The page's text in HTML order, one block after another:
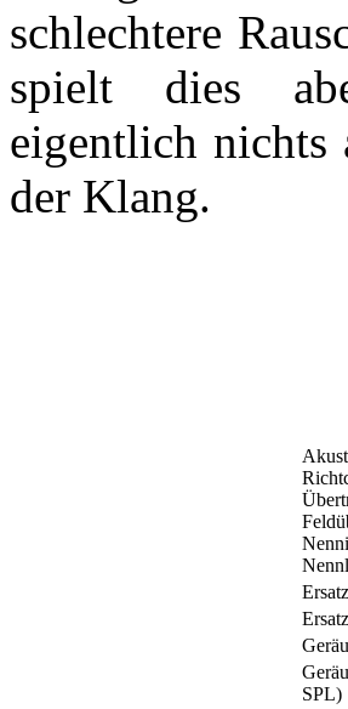
schlechtere
spielt dies
eigentlich nichts
der Klang.
SPL)